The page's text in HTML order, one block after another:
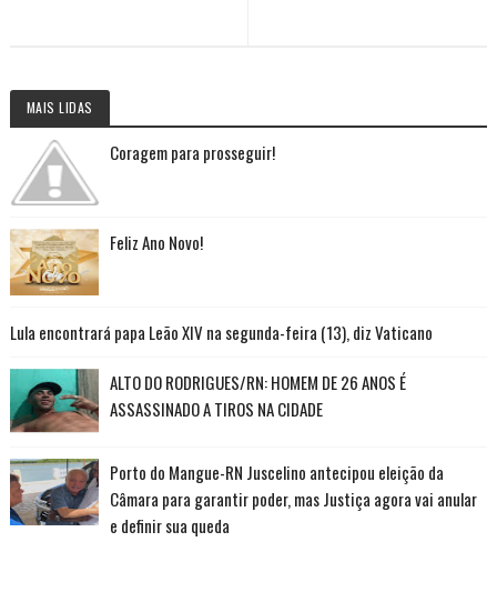
MAIS LIDAS
Coragem para prosseguir!
Feliz Ano Novo!
Lula encontrará papa Leão XIV na segunda-feira (13), diz Vaticano
ALTO DO RODRIGUES/RN: HOMEM DE 26 ANOS É
ASSASSINADO A TIROS NA CIDADE
Porto do Mangue-RN Juscelino antecipou eleição da
Câmara para garantir poder, mas Justiça agora vai anular
e definir sua queda